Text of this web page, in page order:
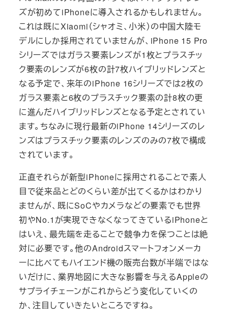
ズが初めてiPhoneに導入されるかもしれません。
これは既にXiaomi（シャオミ、小米）の中国大陸モ
デルにしか採用されていませんが、iPhone 15 Pro
シリーズではガラス要素レンズが1枚とプラスチッ
ク要素のレンズが6枚の計7枚ハイブリッドレンズと
なる予定で、来年のiPhone 16シリーズでは2枚の
ガラス要素と6枚のプラスチック要素の計8枚の更
に進んだハイブリッドレンズとなる予定とされてい
ます。ちなみに現行最新のiPhone 14シリーズのレ
ンズはプラスチック要素のレンズのみの7枚で構成
されています。
正直それらが新型iPhoneに採用されることで素人
目で従来品とどのくらい差が出てくるかはわかり
ませんが、既にSoCやカメラなどの要素でも世界
初やNo.1が実現できなくなってきているiPhoneと
はいえ、最先端を走ることで競争力を保つことは絶
対に必要です。他のAndroidスマートフォンメーカ
ーに比べてもハイエンド機の販売台数が半端ではな
いだけに、業界地図に大きな影響を与えるAppleの
サプライチェーンがこれからどう変化していくの
か、注目していきたいところですね。